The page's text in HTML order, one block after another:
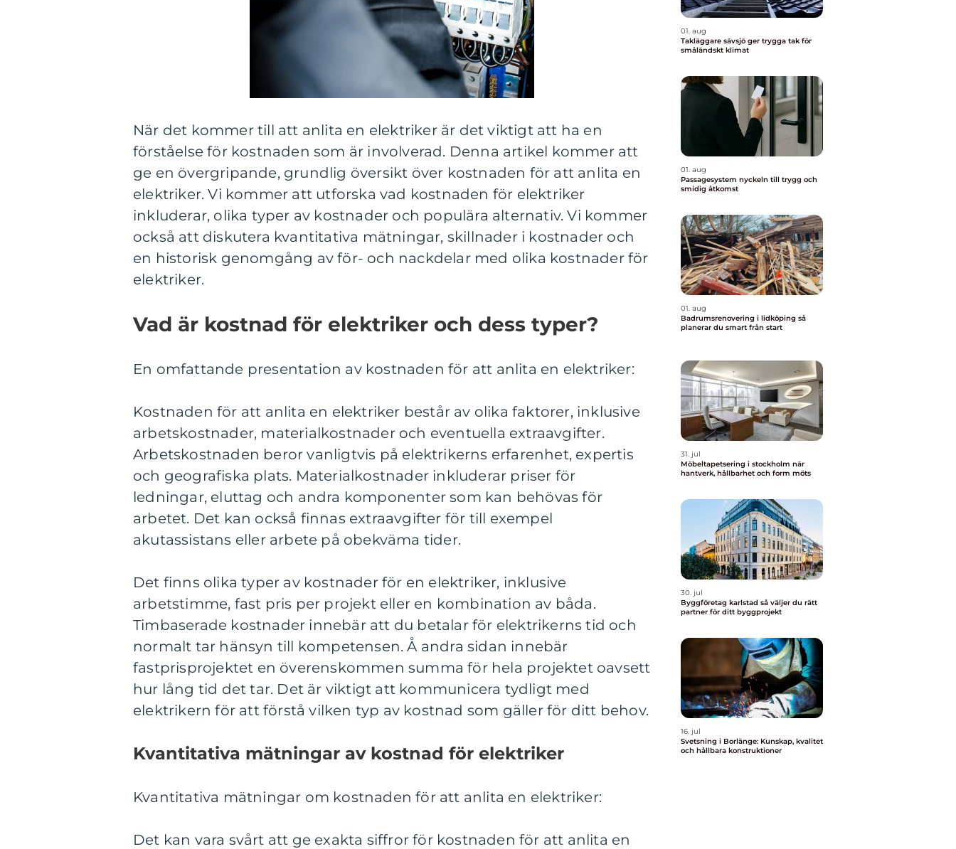
När det kommer till att anlita en elektriker är det viktigt att ha en
förståelse för kostnaden som är involverad. Denna artikel kommer att
ge en övergripande, grundlig översikt över kostnaden för att anlita en
elektriker. Vi kommer att utforska vad kostnaden för elektriker
inkluderar, olika typer av kostnader och populära alternativ. Vi kommer
också att diskutera kvantitativa mätningar, skillnader i kostnader och
en historisk genomgång av för- och nackdelar med olika kostnader för
elektriker.
Vad är kostnad för elektriker och dess typer?
En omfattande presentation av kostnaden för att anlita en elektriker:
Kostnaden för att anlita en elektriker består av olika faktorer, inklusive
arbetskostnader, materialkostnader och eventuella extraavgifter.
Arbetskostnaden beror vanligtvis på elektrikerns erfarenhet, expertis
och geografiska plats. Materialkostnader inkluderar priser för
ledningar, eluttag och andra komponenter som kan behövas för
arbetet. Det kan också finnas extraavgifter för till exempel
akutassistans eller arbete på obekväma tider.
Det finns olika typer av kostnader för en elektriker, inklusive
arbetstimme, fast pris per projekt eller en kombination av båda.
Timbaserade kostnader innebär att du betalar för elektrikerns tid och
normalt tar hänsyn till kompetensen. Å andra sidan innebär
fastprisprojektet en överenskommen summa för hela projektet oavsett
hur lång tid det tar. Det är viktigt att kommunicera tydligt med
elektrikern för att förstå vilken typ av kostnad som gäller för ditt behov.
Kvantitativa mätningar av kostnad för elektriker
Kvantitativa mätningar om kostnaden för att anlita en elektriker:
Det kan vara svårt att ge exakta siffror för kostnaden för att anlita en
01. aug
Takläggare sävsjö ger trygga tak för
småländskt klimat
01. aug
Passagesystem nyckeln till trygg och
smidig åtkomst
01. aug
Badrumsrenovering i lidköping så
planerar du smart från start
31. jul
Möbeltapetsering i stockholm när
hantverk, hållbarhet och form möts
30. jul
Byggföretag karlstad så väljer du rätt
partner för ditt byggprojekt
16. jul
Svetsning i Borlänge: Kunskap, kvalitet
och hållbara konstruktioner